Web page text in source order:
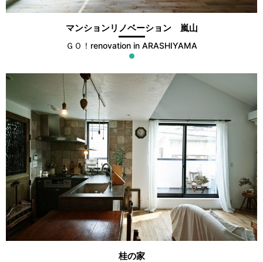
マンションリノベーション 嵐山
ＧＯ！renovation in ARASHIYAMA
●
桂の家